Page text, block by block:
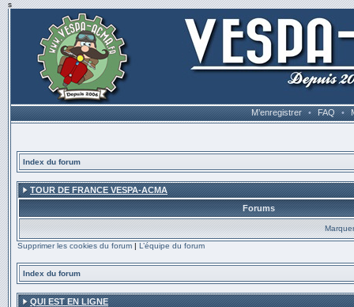
s
M’enregistrer • FAQ •
Index du forum
TOUR DE FRANCE VESPA-ACMA
Forums
Supprimer les cookies du forum | L’équipe du forum
Index du forum
QUI EST EN LIGNE